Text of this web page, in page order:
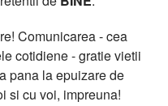
Comunicarea - cea
cotidiene - gratie vietii
pana la epuizare de
si cu voi, impreuna!